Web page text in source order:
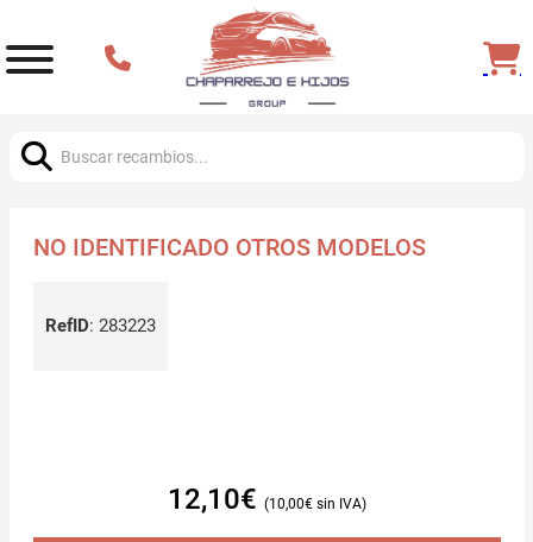
NO IDENTIFICADO OTROS MODELOS
RefID: 283223
12,10€ 10,00€